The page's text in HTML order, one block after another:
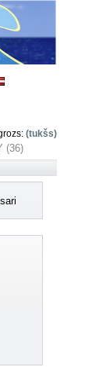
(tukšs)
(36)